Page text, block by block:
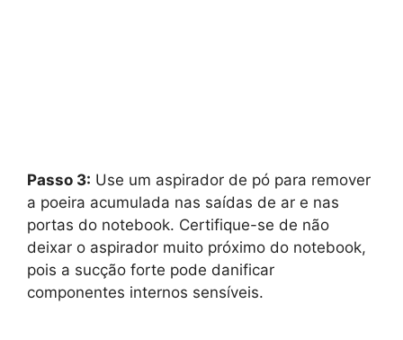
Passo 3: Use um aspirador de pó para remover
a poeira acumulada nas saídas de ar e nas
portas do notebook. Certifique-se de não
deixar o aspirador muito próximo do notebook,
pois a sucção forte pode danificar
componentes internos sensíveis.